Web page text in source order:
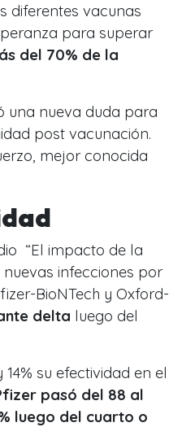
diferentes vacunas
para superar
del 70% de la
una nueva duda para
post vacunación.
mejor conocida
“El impacto de la
infecciones por
BioNTech y Oxford-
delta luego del
su efectividad en el
pasó del 88 al
luego del cuarto o